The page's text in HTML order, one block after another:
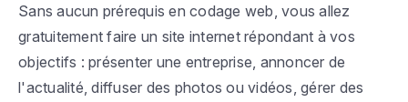
Sans aucun prérequis en codage web, vous allez
gratuitement faire un site internet répondant à vos
objectifs : présenter une entreprise, annoncer de
l'actualité, diffuser des photos ou vidéos, gérer des